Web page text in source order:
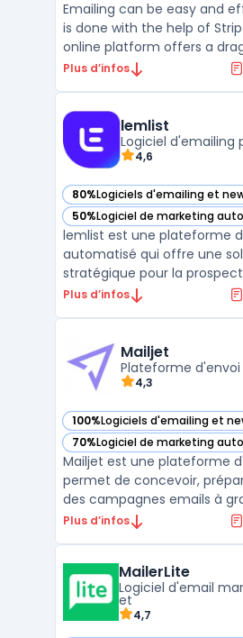
Emailing can be easy and
is done with the help of
online platform offers a
editor that is intuitive and
your customers. Stripo.email
Plus d’infos
lemlist
Logiciel d'emailing
4,6
80%Logiciels d'emailing et
— voir lemlist dans cette
50%Logiciel de marketing
— voir lemlist dans cette
lemlist est une plateforme
automatisé qui offre une
stratégique pour la
communication client. Avec
des e-mails en temps réel et
intégrations avec les
Plus d’infos
Mailjet
Plateforme
4,3
100%Logiciels d'emailing et
— voir Mailjet dans cette
70%Logiciel de marketing
— voir Mailjet dans cette
Mailjet est une plateforme
permet de concevoir,
des campagnes emails à
Elle offre également des
et une analyse en temps
de la cam ...
Plus d’infos
MailerLite
Logiciel d'email
et
4,7